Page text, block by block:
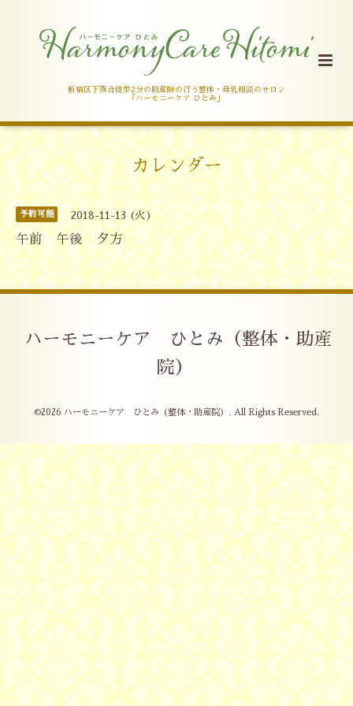
新宿区下落合徒歩2分の助産師の行う整体・母乳相談のサロン
「ハーモニーケア ひとみ」
カレンダー
予約可能 2018-11-13 (火)
午前 午後 夕方
ハーモニーケア ひとみ（整体・助産
院）
©2026 ハーモニーケア ひとみ（整体・助産院） . All Rights Reserved.